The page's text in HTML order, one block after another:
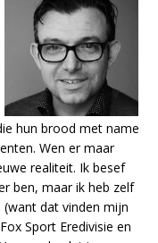
hun brood met name
Wen er maar
realiteit. Ik besef
ben, maar ik heb zelf
dat vinden mijn
Sport Eredivisie en